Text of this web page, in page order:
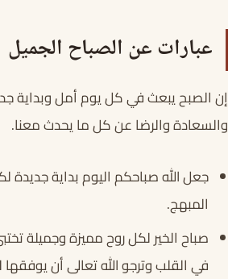
عبارات عن الصباح الجميل
إن الصبح يبعث في كل يوم أمل وبداية
والسعادة والرضا عن كل ما يحدث معنا.
جعل الله صباحكم اليوم بداية
المبهج.
صباح الخير لكل روح مميزة وجميلة
في القلب وترجو الله تعالى أن